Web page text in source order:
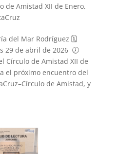
de Amistad XII de Enero,
del Mar Rodríguez 🗓️
29 de abril de 2026 🕖
Círculo de Amistad XII de
el próximo encuentro del
de Amistad, y